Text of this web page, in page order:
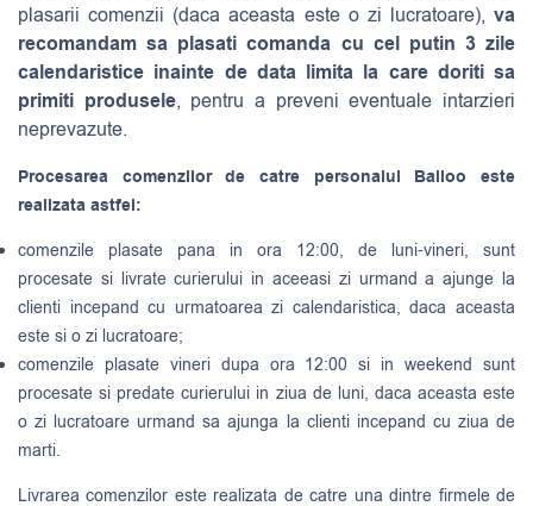
plasarii comenzii (daca aceasta este o zi lucratoare), va
recomandam sa plasati comanda cu cel putin 3 zile
calendaristice inainte de data limita la care doriti sa
primiti produsele, pentru a preveni eventuale intarzieri
neprevazute.
Procesarea comenzilor de catre personalul Balloo este
realizata astfel:
comenzile plasate pana in ora 12:00, de luni-vineri, sunt
procesate si livrate curierului in aceeasi zi urmand a ajunge la
clienti incepand cu urmatoarea zi calendaristica, daca aceasta
este si o zi lucratoare;
comenzile plasate vineri dupa ora 12:00 si in weekend sunt
procesate si predate curierului in ziua de luni, daca aceasta este
o zi lucratoare urmand sa ajunga la clienti incepand cu ziua de
marti.
Livrarea comenzilor este realizata de catre una dintre firmele de